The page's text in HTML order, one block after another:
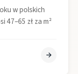
w polskich
47–65 zł za m²